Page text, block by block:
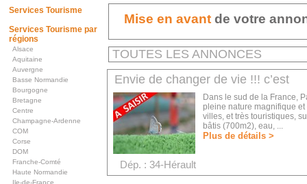
Services Tourisme
Services Tourisme par
régions
Alsace
Aquitaine
Auvergne
Basse Normandie
Bourgogne
Bretagne
Centre
Champagne-Ardenne
COM
Corse
DOM
Franche-Comté
Haute Normandie
Ile-de-France
Mise en avant de votre
TOUTES LES ANNONCES
Envie de changer de vie !!! c’est
Dans le sud de la France,
pleine nature magnifique
villes, et très touristiques,
bâtis (700m2), eau, ...
Plus de détails >
Dép. : 34-Hérault